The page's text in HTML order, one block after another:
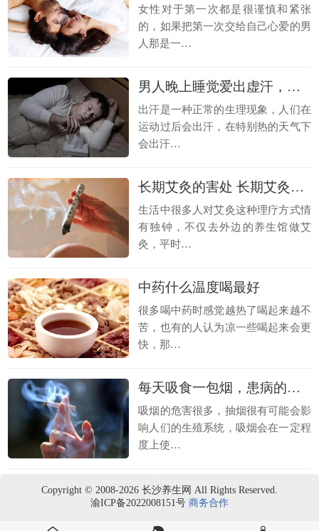
女性对于第一次都是很谨慎和紧张
的，如果把第一次交给自己心爱的男
人那是一…
男人晚上睡觉爱出虚汗，是肾虚吗？
出汗是一种正常的生理现象，人们在
运动过后会出汗，在特别热的天气下
会出汗…
长期艾灸的害处 长期艾灸的好处
生活中很多人对艾灸这种理疗方式情
有独钟，不仅去外边的养生馆做艾
灸，平时…
中药什么温度喝最好
很多喝中药时感觉越热了喝起来越不
苦，也有的人认为凉一些喝起来会更
快，那…
每天吸食一包烟，患病的概率增加50%！
吸烟的危害很多，抽烟很有可能会影
响人们的生殖系统，吸烟会在一定程
度上使…
Copyright © 2008-2026 长沙养生网 All Rights Reserved.
渝ICP备2022008151号 商务合作